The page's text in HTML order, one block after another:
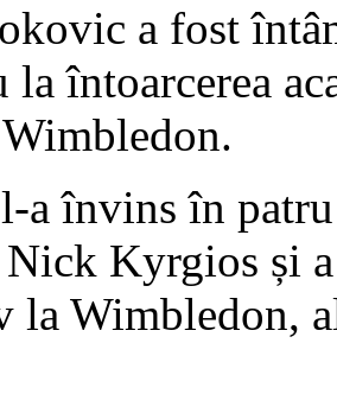
a fost
la întoarcerea
a învins în
Nick Kyrgios și
la Wimbledon,